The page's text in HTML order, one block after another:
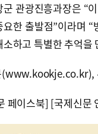
관광진흥과장은 “
요한 출발점”이라며
하고 특별한 추억을
페이스북] [국제신문